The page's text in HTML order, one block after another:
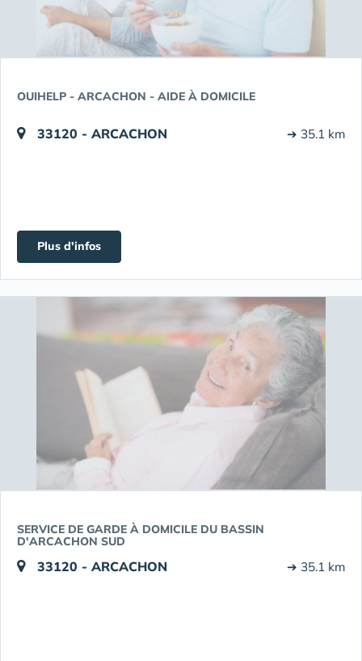
OUIHELP - ARCACHON - AIDE À DOMICILE
33120 - ARCACHON ➔ 35.1 km
Plus d'infos
SERVICE DE GARDE À DOMICILE DU BASSIN
D'ARCACHON SUD
33120 - ARCACHON ➔ 35.1 km